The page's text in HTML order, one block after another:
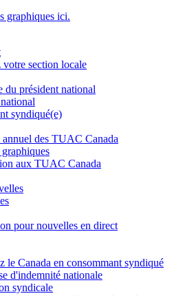
graphiques ici.
votre section locale
du président national
syndiqué(e)
annuel des TUAC Canada
aux TUAC Canada
pour nouvelles en direct
le Canada en consommant syndiqué
d'indemnité nationale
syndicale